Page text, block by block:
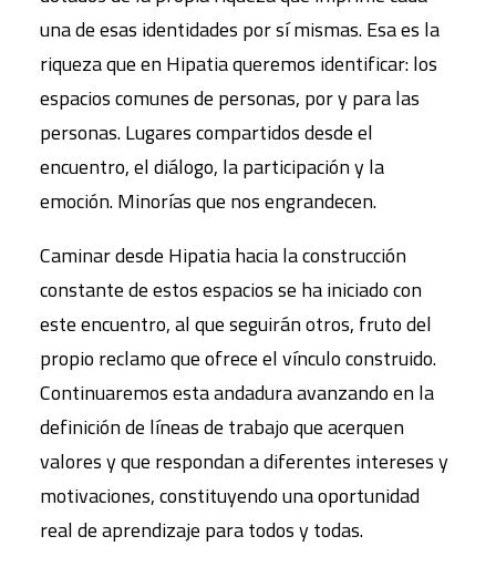
una de esas identidades por sí mismas. Esa es la
riqueza que en Hipatia queremos identificar: los
espacios comunes de personas, por y para las
personas. Lugares compartidos desde el
encuentro, el diálogo, la participación y la
emoción. Minorías que nos engrandecen.
Caminar desde Hipatia hacia la construcción
constante de estos espacios se ha iniciado con
este encuentro, al que seguirán otros, fruto del
propio reclamo que ofrece el vínculo construido.
Continuaremos esta andadura avanzando en la
definición de líneas de trabajo que acerquen
valores y que respondan a diferentes intereses y
motivaciones, constituyendo una oportunidad
real de aprendizaje para todos y todas.